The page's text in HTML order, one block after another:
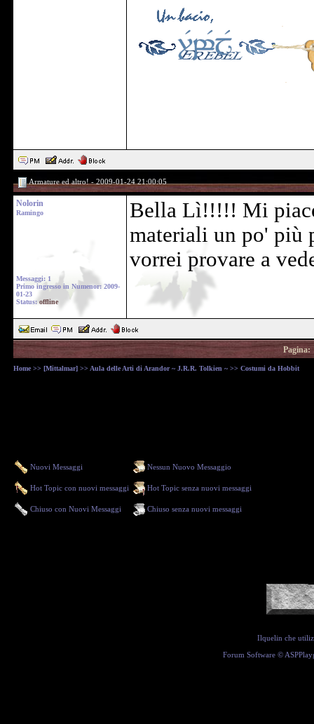
Armature ed altro! - 2009-01-24 21:00:05
Nolorin
Ramingo
Messaggi: 1
Primo ingresso in Numenor: 2009-
01-23
Status: offline
Bella Lì!!!!! Mi
materiali un po' più
vorrei provare a
Pagina:
Home >> [Mittalmar] >> Aula delle Arti di Arandor ~ J.R.R. Tolkien ~ >> Costumi da Hobbit
Nuovi Messaggi Nessun Nuovo Messaggio
Hot Topic con nuovi messaggi Hot Topic senza nuovi messaggi
Chiuso con Nuovi Messaggi Chiuso senza nuovi messaggi
Ilquelin che
Forum Software ©